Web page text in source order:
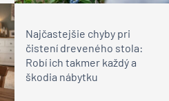
Najčastejšie chyby pri
čistení dreveného stola:
Robí ich takmer každý a
škodia nábytku